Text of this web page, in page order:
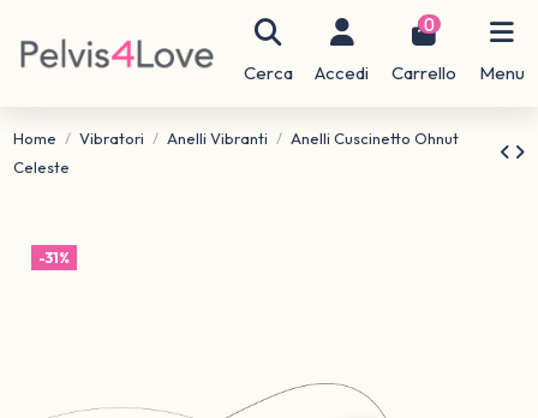
Cerca Accedi
0
Carrello Menu
Home Vibratori Anelli Vibranti
Anelli Cuscinetto Ohnut
Celeste
-31%